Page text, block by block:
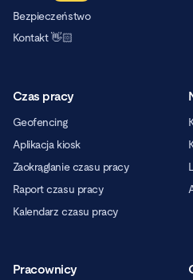
Bezpieczeństwo
Kontakt 👋🏻
Czas pracy
Geofencing
Aplikacja kiosk
Zaokrąglanie czasu pracy
Raport czasu pracy
Kalendarz czasu pracy
Pracownicy